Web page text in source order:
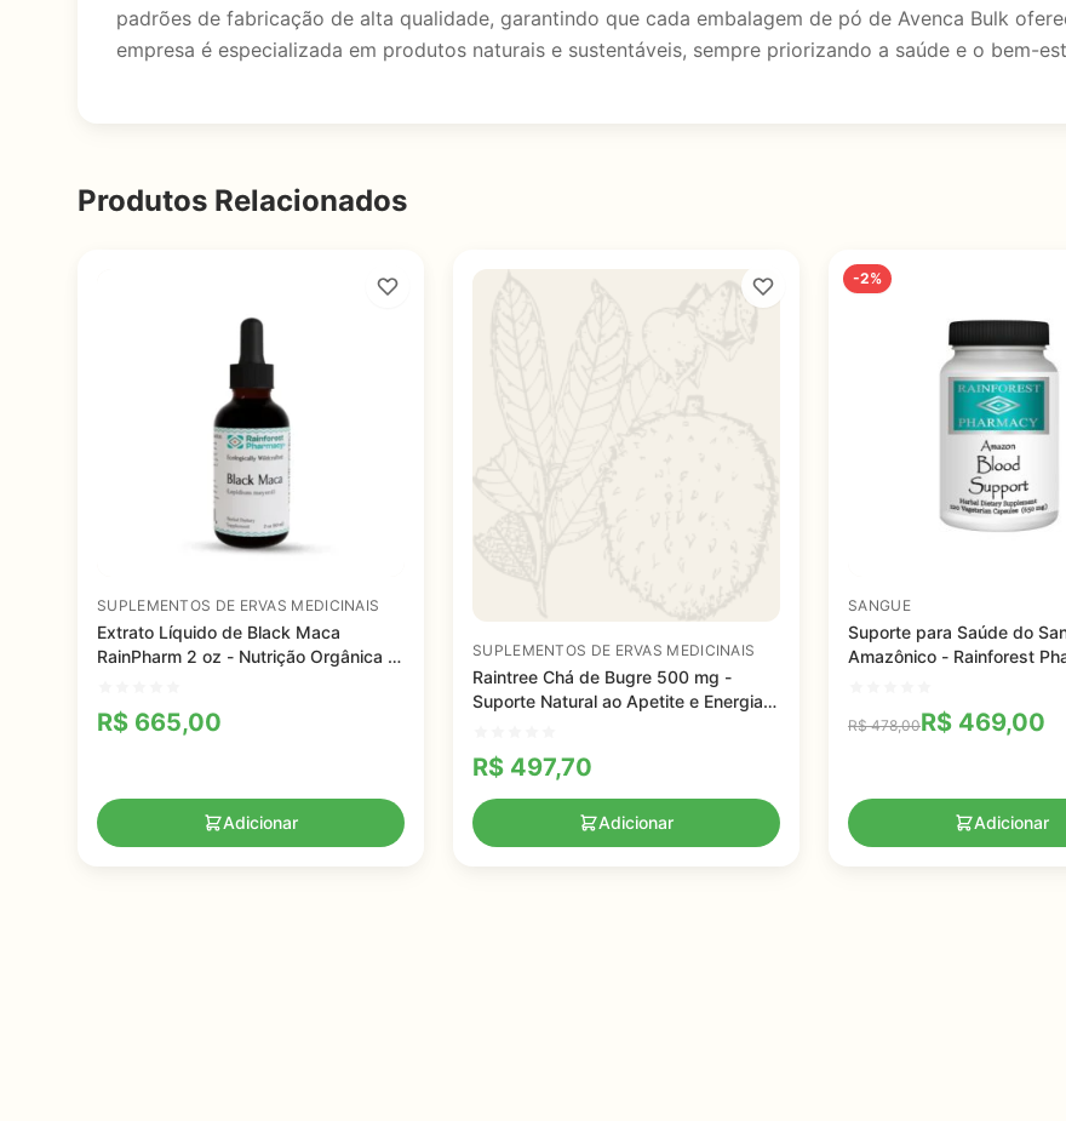
padrões de fabricação de alta qualidade, garantindo que cada embalagem de pó de Avenca Bulk
empresa é especializada em produtos naturais e sustentáveis, sempre priorizando a saúde e o bem-
Produtos Relacionados
SUPLEMENTOS DE ERVAS MEDICINAIS
Extrato Líquido de Black Maca
RainPharm 2 oz - Nutrição Orgânica e
R$ 665,00
Adicionar
SUPLEMENTOS DE ERVAS MEDICINAIS
Raintree Chá de Bugre 500 mg -
Suporte Natural ao Apetite e Energia
R$ 497,70
Adicionar
-2%
SANGUE
Suporte para Saúde do
Amazônico - Rainforest
R$478,00R$ 469,00
Adicionar